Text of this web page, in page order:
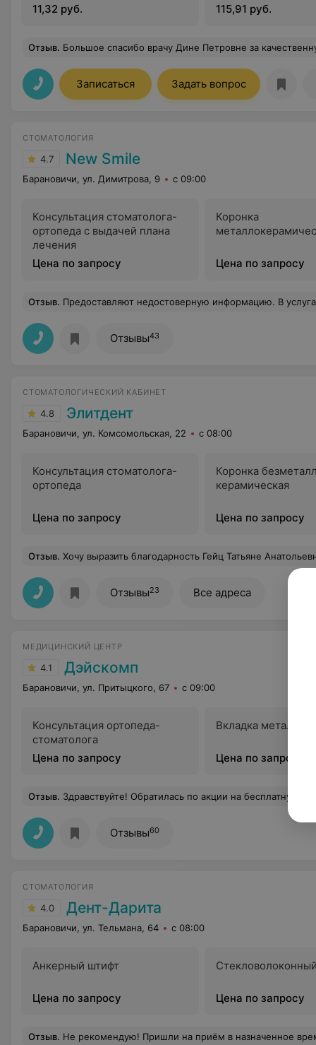
11,32 руб.
115,91 руб.
Отзыв. Большое спасибо врачу Дине Петровне за качественную и быструю работу, вежливое
Записаться Задать вопрос
СТОМАТОЛОГИЯ
4.7 New Smile
Барановичи, ул. Димитрова, 9 с 09:00
Консультация стоматолога-
ортопеда с выдачей плана
лечения
Цена по запросу
Коронка
Цена по запросу
Отзыв. Предоставляют недостоверную информацию. В услугах указано "лечение молочных зубов". На деле же отказались записывать 8
Отзывы43
СТОМАТОЛОГИЧЕСКИЙ КАБИНЕТ
4.8 Элитдент
Барановичи, ул. Комсомольская, 22 с 08:00
Консультация стоматолога-
ортопеда
Цена по запросу
Коронка
керамическая
Цена по запросу
Отзыв. Хочу выразить благодарность Гейц Татьяне Анатольевне! За высокий профессионализм, Татьяна Анатольевна врач с большой буквы! Рекомендую всем
Отзывы23 Все адреса
МЕДИЦИНСКИЙ ЦЕНТР
4.1 Дэйскомп
Барановичи, ул. Притыцкого, 67 с 09:00
Консультация ортопеда-
стоматолога
Цена по запросу
Вкладка
Цена по запросу
Отзыв. Здравствуйте! Обратилась по акции на бесплатную консультацию к ортопеду. Врач компетентный и грамотный.
Отзывы60
СТОМАТОЛОГИЯ
4.0 Дент-Дарита
Барановичи, ул. Тельмана, 64 с 08:00
Анкерный штифт
Цена по запросу Цена по запросу
Отзыв. Не рекомендую! Пришли на приём в назначенное время, просидели 30 мин. Врач отсутствовал на рабочем